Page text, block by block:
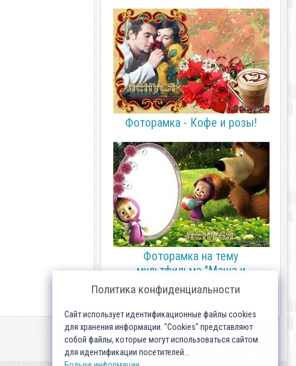
Фоторамка - Кофе и розы!
Фоторамка на тему
мультфильма "Маша и
Медведь"
Политика конфиденциальности
Сайт использует идентификационные файлы cookies
для хранения информации. "Cookies" представляют
собой файлы, которые могут использоваться сайтом
для идентификации посетителей...